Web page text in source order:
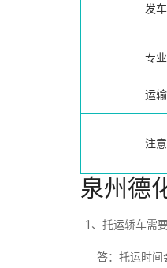
发
专
运
注
泉州德
1、托运轿车需
答：托运时间